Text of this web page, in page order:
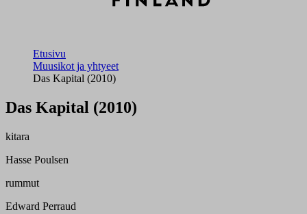
Etusivu
Muusikot ja yhtyeet
Das Kapital (2010)
Das Kapital (2010)
kitara
Hasse Poulsen
rummut
Edward Perraud